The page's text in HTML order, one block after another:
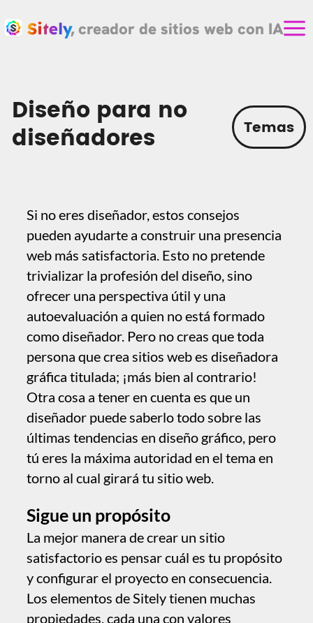
, creador de sitios web con IA
diseñadores
ofrecer una perspectiva útil y una
autoevaluación a quien no está formado
como diseñador. Pero no creas que toda
persona que crea sitios web es diseñadora
gráfica titulada; ¡más bien al contrario!
Otra cosa a tener en cuenta es que un
diseñador puede saberlo todo sobre las
últimas tendencias en diseño gráfico, pero
tú eres la máxima autoridad en el tema en
torno al cual girará tu sitio web.
Sigue un propósito
La mejor manera de crear un sitio
satisfactorio es pensar cuál es tu propósito
y configurar el proyecto en consecuencia.
Los elementos de Sitely tienen muchas
propiedades, cada una con valores
predeterminados; su propósito es ponerte
marcadores de posición, pero tu objetivo
imágenes, sombras, grosor o redondeo de
predeterminados. Ten un plan y síguelo.
Reduce el desorden
Limitar el desorden hace que tu contenido
se vea más profesional. El desorden adopta
muchas formas.